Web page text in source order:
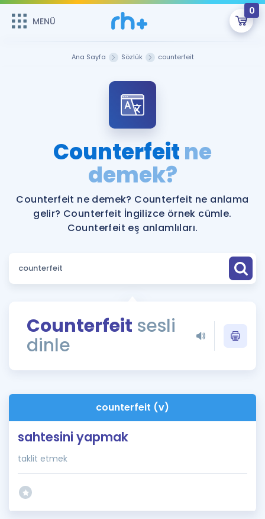
MENÜ
0
Şifremi Hatırlamıyorum
Sepetin Şu An Boş.
Remzi Hoca ile seni sınava hazırlayacak onlarca eğitim seni
bekliyor!
MENÜ
Katılımcı Görüşleri
Faydalı Araçlar
Ücretsiz Kaynaklar
ÖSYM Sınav Takvimi
Kampanyalar
İngilizce Gramer
İngilizce Gramer
Ana Sayfa Sözlük counterfeit
Counterfeitne
demek?
Counterfeit ne demek? Counterfeit ne anlama
gelir? Counterfeit İngilizce örnek cümle.
Counterfeit eş anlamlıları.
Counterfeit sesli
dinle
counterfeit (v)
sahtesini yapmak
taklit etmek